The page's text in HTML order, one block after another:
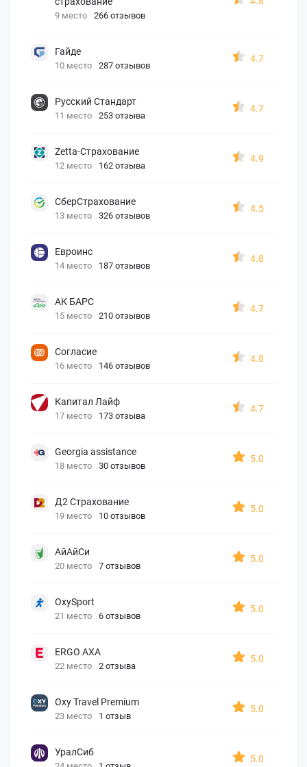
9 место 266 отзывов
Гайде
10 место 287 отзывов
4.7
Русский Стандарт
11 место 253 отзыва
4.7
Zetta-Страхование
12 место 162 отзыва
4.9
СберСтрахование
13 место 326 отзывов
4.5
Евроинс
14 место 187 отзывов
4.8
АК БАРС
15 место 210 отзывов
4.7
Согласие
16 место 146 отзывов
4.8
Капитал Лайф
17 место 173 отзыва
4.7
Georgia assistance
18 место 30 отзывов
5.0
Д2 Страхование
19 место 10 отзывов
5.0
АйАйСи
20 место 7 отзывов
5.0
OxySport
21 место 6 отзывов
5.0
ERGO AXA
22 место 2 отзыва
5.0
Oxy Travel Premium
23 место 1 отзыв
5.0
УралСиб
5.0